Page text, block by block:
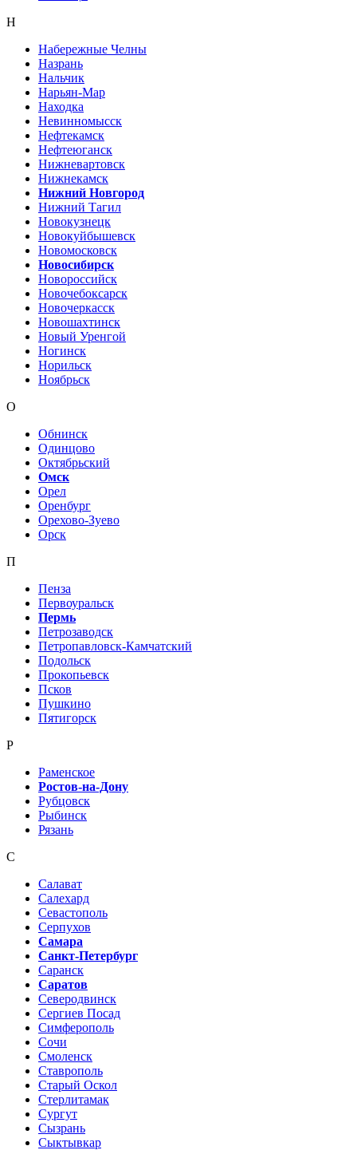
Н
Набережные Челны
Назрань
Нальчик
Нарьян-Мар
Находка
Невинномысск
Нефтекамск
Нефтеюганск
Нижневартовск
Нижнекамск
Нижний Новгород
Нижний Тагил
Новокузнецк
Новокуйбышевск
Новомосковск
Новосибирск
Новороссийск
Новочебоксарск
Новочеркасск
Новошахтинск
Новый Уренгой
Ногинск
Норильск
Ноябрьск
О
Обнинск
Одинцово
Октябрьский
Омск
Орел
Оренбург
Орехово-Зуево
Орск
П
Пенза
Первоуральск
Пермь
Петрозаводск
Петропавловск-Камчатский
Подольск
Прокопьевск
Псков
Пушкино
Пятигорск
Р
Раменское
Ростов-на-Дону
Рубцовск
Рыбинск
Рязань
С
Салават
Салехард
Севастополь
Серпухов
Самара
Санкт-Петербург
Саранск
Саратов
Северодвинск
Сергиев Посад
Симферополь
Сочи
Смоленск
Ставрополь
Старый Оскол
Стерлитамак
Сургут
Сызрань
Сыктывкар